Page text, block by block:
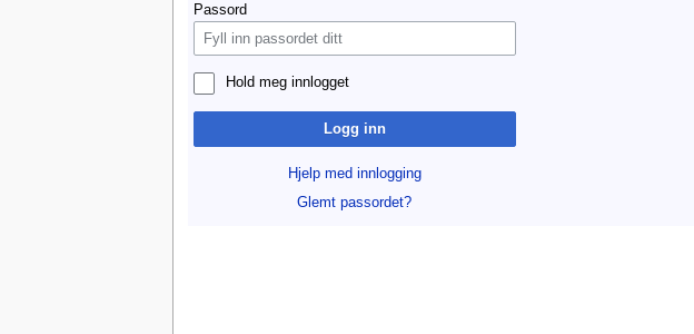
Passord
Hold meg innlogget
Logg inn
Hjelp med innlogging
Glemt passordet?